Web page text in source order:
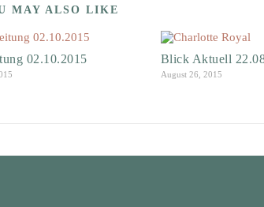
MAY ALSO LIKE
02.10.2015 Blick Aktuell
August 26, 2015